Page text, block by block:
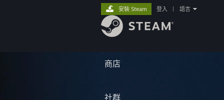
商店
社群
安裝 Steam 登入 語言